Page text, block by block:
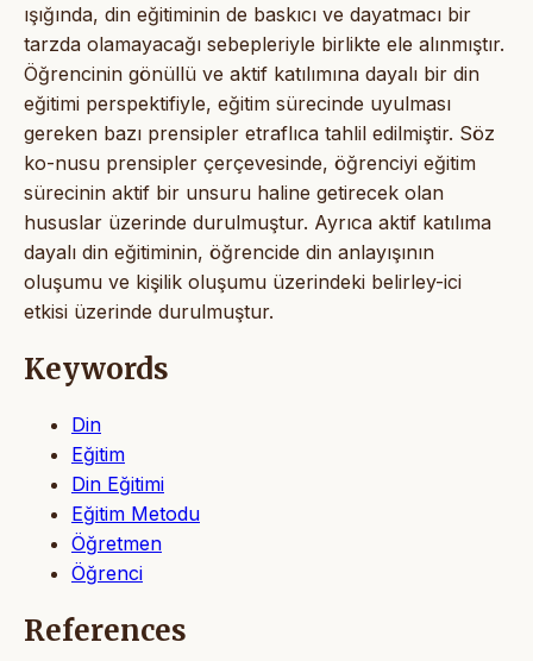
ışığında, din eğitiminin de baskıcı ve dayatmacı bir
tarzda olamayacağı sebepleriyle birlikte ele alınmıştır.
Öğrencinin gönüllü ve aktif katılımına dayalı bir din
eğitimi perspektifiyle, eğitim sürecinde uyulması
gereken bazı prensipler etraflıca tahlil edilmiştir. Söz
ko-nusu prensipler çerçevesinde, öğrenciyi eğitim
sürecinin aktif bir unsuru haline getirecek olan
hususlar üzerinde durulmuştur. Ayrıca aktif katılıma
dayalı din eğitiminin, öğrencide din anlayışının
oluşumu ve kişilik oluşumu üzerindeki belirley-ici
etkisi üzerinde durulmuştur.
Keywords
Din
Eğitim
Din Eğitimi
Eğitim Metodu
Öğretmen
Öğrenci
References